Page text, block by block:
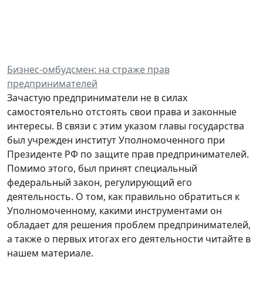
Бизнес-омбудсмен: на страже прав
предпринимателей
Зачастую предприниматели не в силах
самостоятельно отстоять свои права и законные
интересы. В связи с этим указом главы государства
был учрежден институт Уполномоченного при
Президенте РФ по защите прав предпринимателей.
Помимо этого, был принят специальный
федеральный закон, регулирующий его
деятельность. О том, как правильно обратиться к
Уполномоченному, какими инструментами он
обладает для решения проблем предпринимателей,
а также о первых итогах его деятельности читайте в
нашем материале.